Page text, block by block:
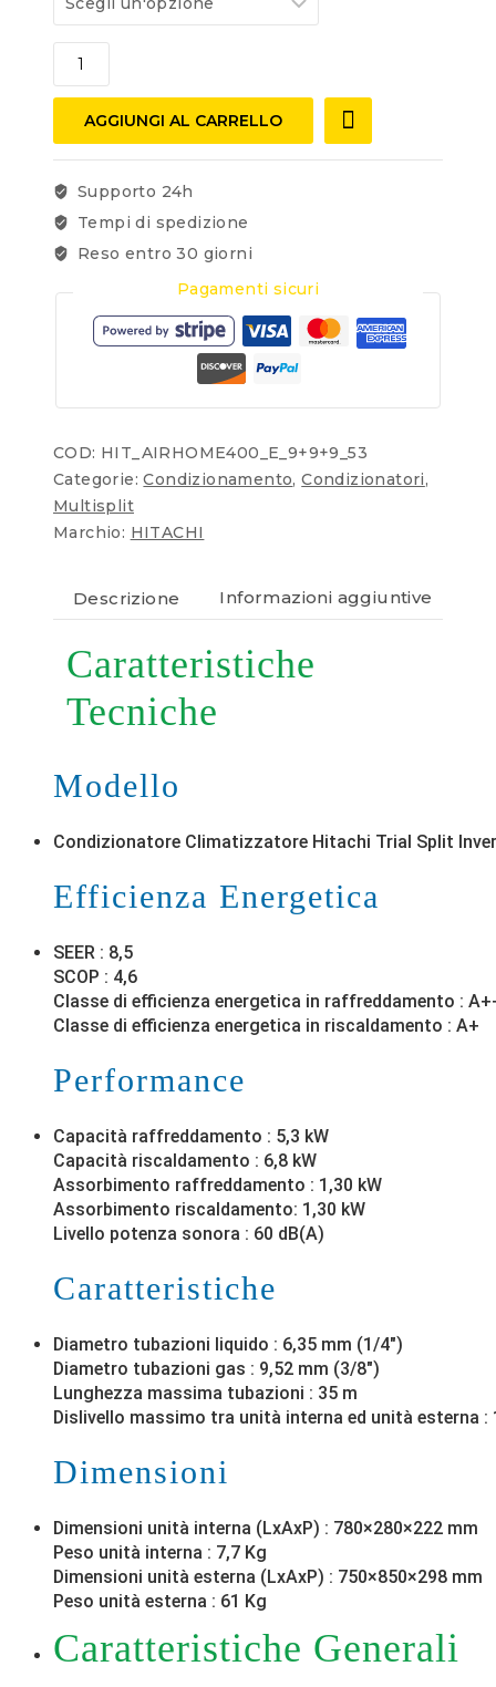
AGGIUNGI AL CARRELLO
Supporto 24h
Tempi di spedizione
Reso entro 30 giorni
Pagamenti sicuri
COD: HIT_AIRHOME400_E_9+9+9_53
Categorie:Condizionamento,Condizionatori,
Multisplit
Marchio: HITACHI
Descrizione Informazioni aggiuntive
Caratteristiche
Tecniche
Modello
Condizionatore Climatizzatore Hitachi Trial Split
Efficienza Energetica
SEER : 8,5
SCOP : 4,6
Classe di efficienza energetica in raffreddamento :
Classe di efficienza energetica in riscaldamento : A+
Performance
Capacità raffreddamento : 5,3 kW
Capacità riscaldamento : 6,8 kW
Assorbimento raffreddamento : 1,30 kW
Assorbimento riscaldamento: 1,30 kW
Livello potenza sonora : 60 dB(A)
Caratteristiche
Diametro tubazioni liquido : 6,35 mm (1/4″)
Diametro tubazioni gas : 9,52 mm (3/8″)
Lunghezza massima tubazioni : 35 m
Dislivello massimo tra unità interna ed unità esterna :
Dimensioni
Dimensioni unità interna (LxAxP) : 780×280×222 mm
Peso unità interna : 7,7 Kg
Dimensioni unità esterna (LxAxP) : 750×850×298 mm
Peso unità esterna : 61 Kg
Caratteristiche Generali